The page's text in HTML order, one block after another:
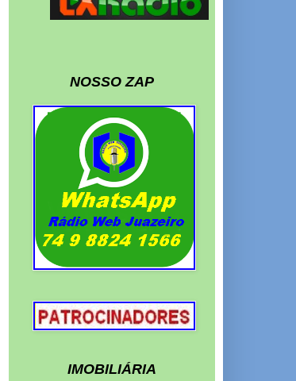
NOSSO ZAP
IMOBILIÁRIA